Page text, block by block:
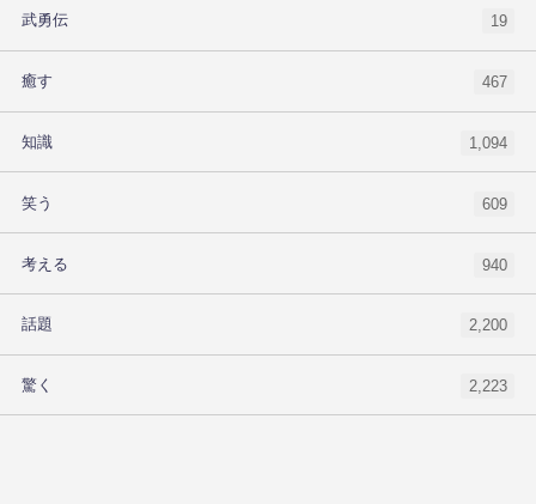
武勇伝 19
癒す 467
知識 1,094
笑う 609
考える 940
話題 2,200
驚く 2,223